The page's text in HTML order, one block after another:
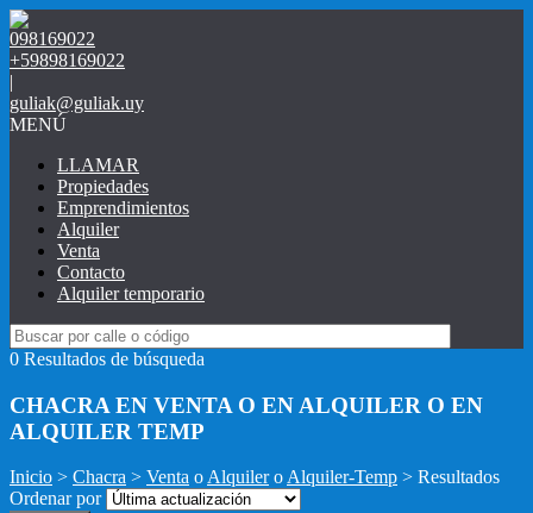
098169022
+59898169022
|
guliak@guliak.uy
MENÚ
LLAMAR
Propiedades
Emprendimientos
Alquiler
Venta
Contacto
Alquiler temporario
0 Resultados de búsqueda
CHACRA EN VENTA O EN ALQUILER O EN
ALQUILER TEMP
Inicio > Chacra > Venta oAlquileroAlquiler-Temp > Resultados
Ordenar por